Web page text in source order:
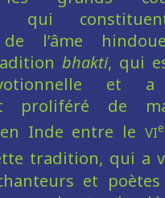
qui
l’âme
bhakti, qui
et
proliféré de
Inde entre le vie
tradition, qui a
et